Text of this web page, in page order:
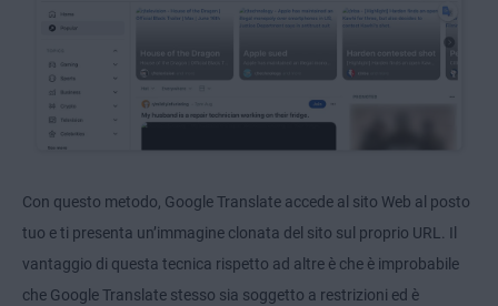
Con questo metodo, Google Translate accede al sito Web al posto
tuo e ti presenta un’immagine clonata del sito sul proprio URL. Il
vantaggio di questa tecnica rispetto ad altre è che è improbabile
che Google Translate stesso sia soggetto a restrizioni ed è